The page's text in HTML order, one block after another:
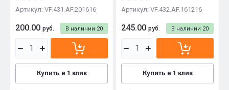
Артикул: VF.431.AF.201616
В наличии 20
200.00 руб.
Купить в 1 клик
Артикул: VF.432.AF.161216
В наличии 20
245.00 руб.
Купить в 1 клик